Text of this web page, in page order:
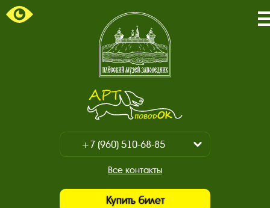
страница.
Показать
+7 (960) 510-68-85
+7 (930) 347-67-70
Все контакты
Купить билет